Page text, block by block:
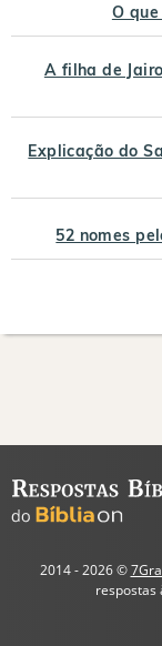
O
A filha de
Explicação do
52 nomes
2014 - 2026 ©
respostas